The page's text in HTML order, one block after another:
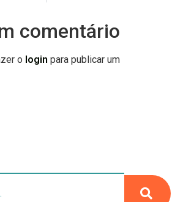
comentário
o login para publicar um